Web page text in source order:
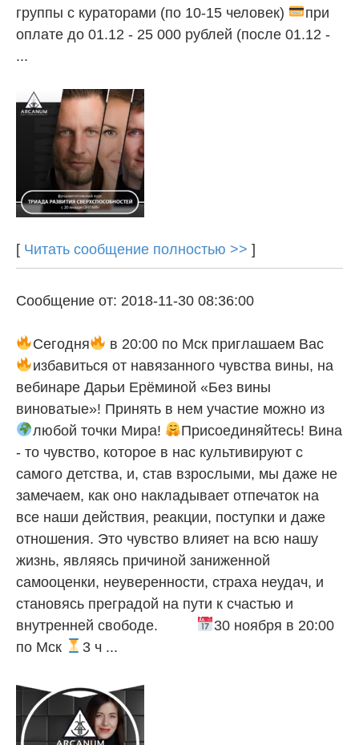
группы с кураторами (по 10-15 человек)
при
оплате до 01.12 - 25 000 рублей (после 01.12 -
...
[ Читать сообщение полностью >> ]
Сообщение от: 2018-11-30 08:36:00
Сегодня
в 20:00 по Мск приглашаем Вас
избавиться от навязанного чувства вины, на
вебинаре Дарьи Ерёминой «Без вины
виноватые»! Принять в нем участие можно из
любой точки Мира!
Присоединяйтесь! Вина
- то чувство, которое в нас культивируют с
самого детства, и, став взрослыми, мы даже не
замечаем, как оно накладывает отпечаток на
все наши действия, реакции, поступки и даже
отношения. Это чувство влияет на всю нашу
жизнь, являясь причиной заниженной
самооценки, неуверенности, страха неудач, и
становясь преградой на пути к счастью и
внутренней свободе.⠀⠀ ⠀
30 ноября в 20:00
по Мск
3 ч ...